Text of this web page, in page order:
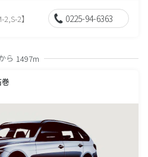
2】 0225-94-6363
ら 1497m